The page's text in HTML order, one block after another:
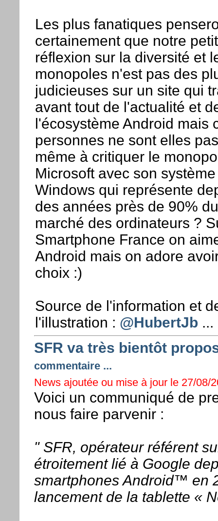
Les plus fanatiques
certainement que notre
réflexion sur la diversité et
monopoles n'est pas des
judicieuses sur un site qui
avant tout de l'actualité et
l'écosystème Android mais
personnes ne sont elles
même à critiquer le
Microsoft avec son système
Windows qui représente
des années près de 90% du
marché des ordinateurs ?
Smartphone France on
Android mais on adore
choix :)
Source de l'information et
l'illustration : @HubertJb ...
SFR va très bientôt
commentaire ...
News ajoutée ou mise à jour le 27/08/
Voici un communiqué de
nous faire parvenir :
" SFR, opérateur référent
étroitement lié à Google
smartphones Android™ en
lancement de la tablette «